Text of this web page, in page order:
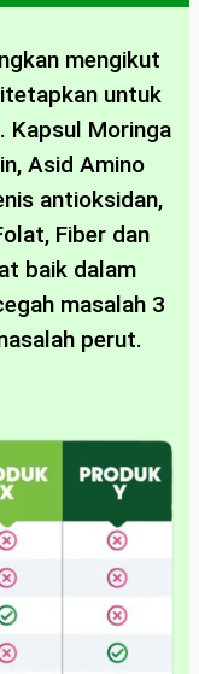
mengikut
untuk
Kapsul Moringa
Asid Amino
antioksidan,
Fiber dan
baik dalam
masalah 3
perut.